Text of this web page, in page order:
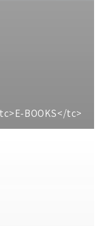
<tc>E-BOOKS</tc>